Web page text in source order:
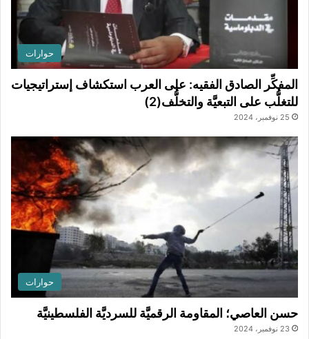
حوارات
المفكِّر الصادق الفقيه: على العرب استكشاف إستراتيجيات
للتغلُّب على التبعيَّة والتخلُّف(2)
25 نوفمبر، 2024
حوارات
حسن العاصي؛ المقاومة الرقميَّة للسرديَّة الفلسطينيَّة
23 نوفمبر، 2024